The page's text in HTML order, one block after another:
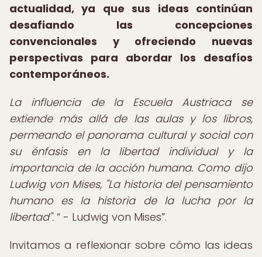
actualidad, ya que sus ideas continúan
desafiando las concepciones
convencionales y ofreciendo nuevas
perspectivas para abordar los desafíos
contemporáneos.
La influencia de la Escuela Austriaca se
extiende más allá de las aulas y los libros,
permeando el panorama cultural y social con
su énfasis en la libertad individual y la
importancia de la acción humana. Como dijo
Ludwig von Mises, "La historia del pensamiento
humano es la historia de la lucha por la
libertad".
- Ludwig von Mises .
Invitamos a reflexionar sobre cómo las ideas